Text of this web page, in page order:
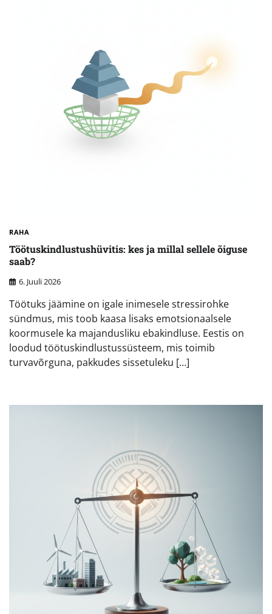
RAHA
Töötuskindlustushüvitis: kes ja millal sellele õiguse
saab?
6. Juuli 2026
Töötuks jäämine on igale inimesele stressirohke
sündmus, mis toob kaasa lisaks emotsionaalsele
koormusele ka majandusliku ebakindluse. Eestis on
loodud töötuskindlustussüsteem, mis toimib
turvavõrguna, pakkudes sissetuleku […]